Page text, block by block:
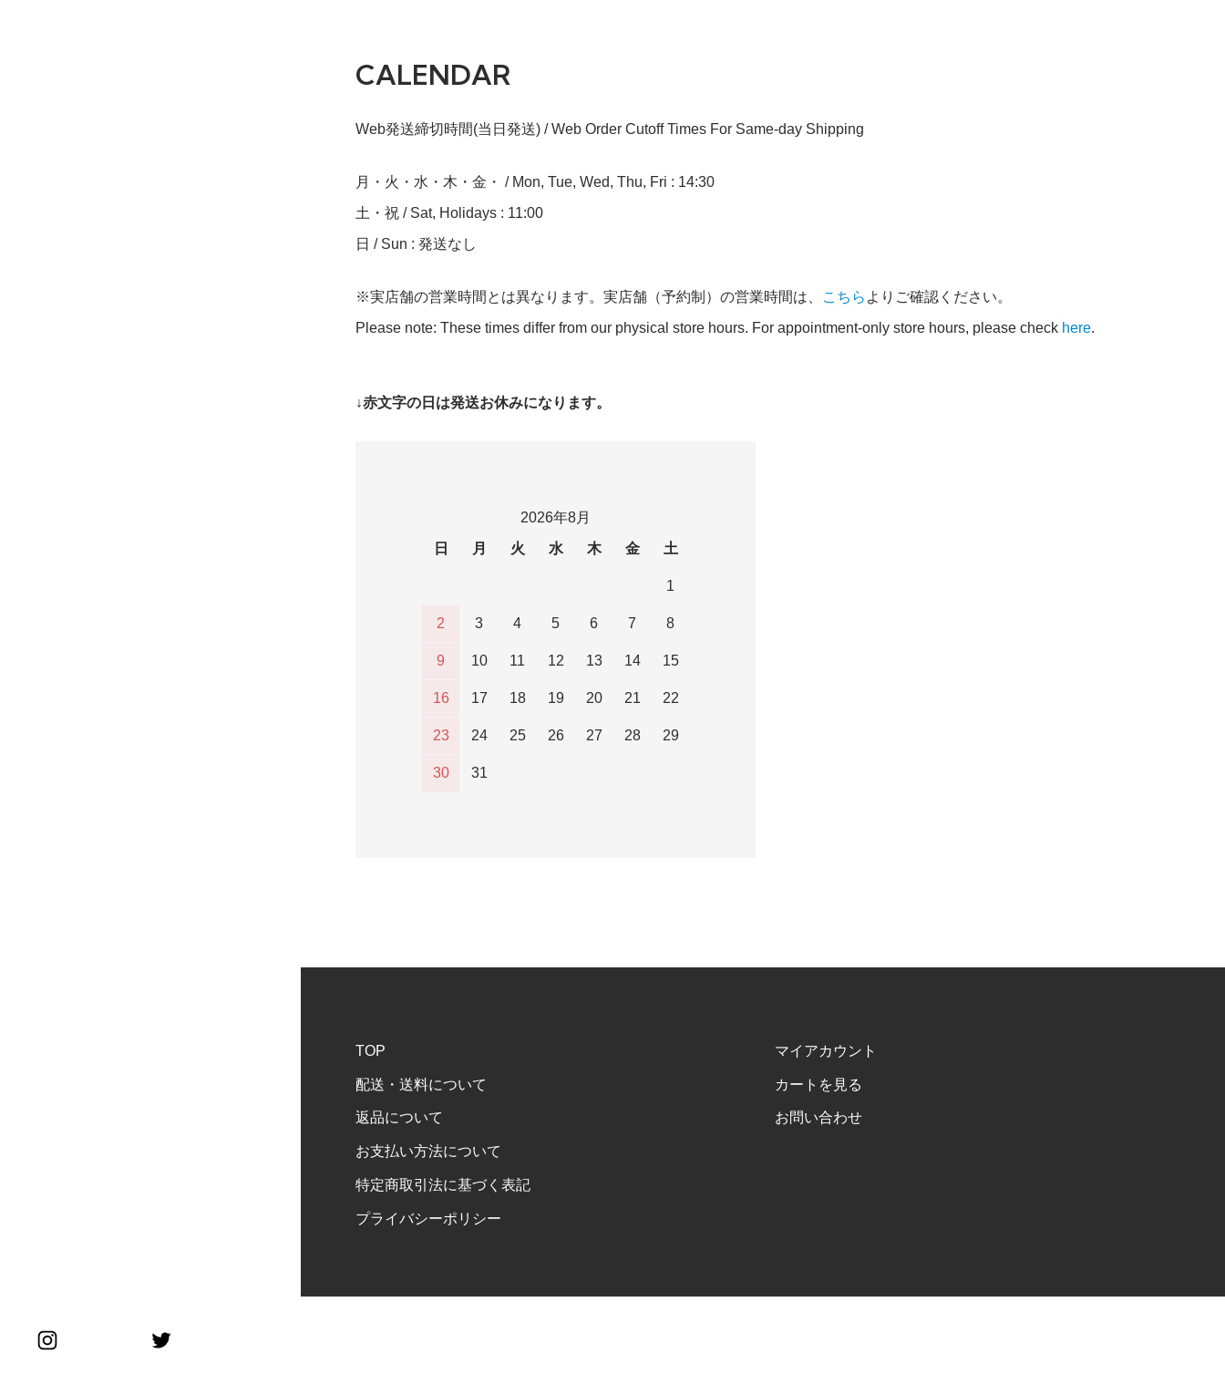
CALENDAR
Web発送締切時間(当日発送) / Web Order Cutoff Times For Same-day Shipping
月・火・水・木・金・ / Mon, Tue, Wed, Thu, Fri : 14:30
土・祝 / Sat, Holidays : 11:00
日 / Sun : 発送なし
※実店舗の営業時間とは異なります。実店舗（予約制）の営業時間は、 こちら よりご確認ください。
Please note: These times differ from our physical store hours. For appointment-only store hours, please check here.
↓赤文字の日は発送お休みになります。
2026年8月
日
月 火 水 木 金 土
1
2 3 4 5 6 7 8
9 10 11 12 13 14 15
16 17 18 19 20 21 22
23 24 25 26 27 28 29
30 31
TOP
配送・送料について
返品について
お支払い方法について
特定商取引法に基づく表記
プライバシーポリシー
マイアカウント
カートを見る
お問い合わせ